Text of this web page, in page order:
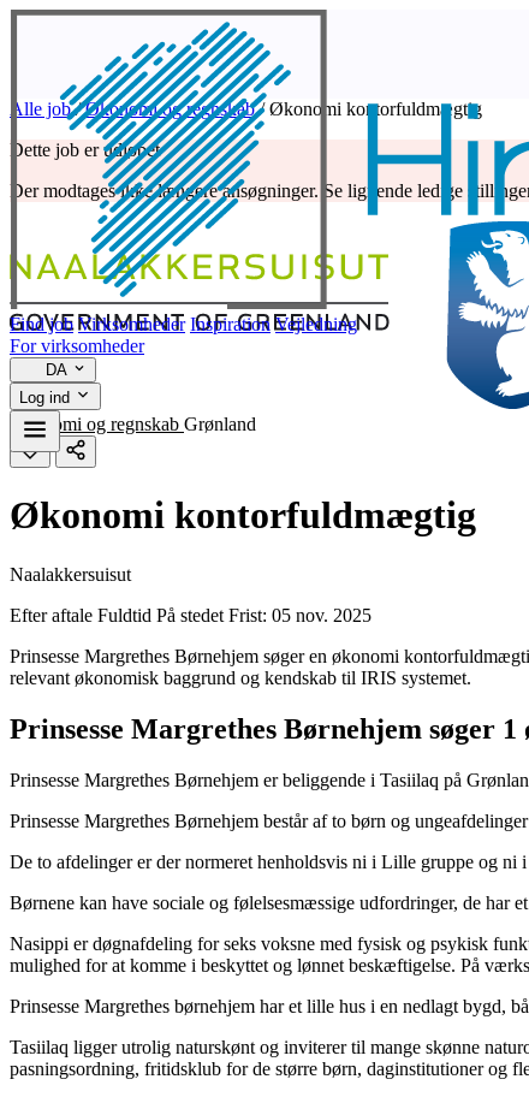
Find job Virksomheder Inspiration Vejledning
For virksomheder
DA
Log ind
Alle job / Økonomi og regnskab / Økonomi kontorfuldmægtig
Dette job er udløbet
Der modtages ikke længere ansøgninger. Se lignende ledige
Økonomi og regnskab Grønland
Økonomi kontorfuldmægtig
Naalakkersuisut
Efter aftale Fuldtid På stedet Frist: 05 nov. 2025
Prinsesse Margrethes Børnehjem søger en økonomi
relevant økonomisk baggrund og kendskab til IRIS systemet.
Prinsesse Margrethes Børnehjem søger
Prinsesse Margrethes Børnehjem er beliggende i Tasiilaq på
Prinsesse Margrethes Børnehjem består af to børn og
De to afdelinger er der normeret henholdsvis ni i Lille gruppe og
Børnene kan have sociale og følelsesmæssige udfordringer, de har
Nasippi er døgnafdeling for seks voksne med fysisk og psykisk
mulighed for at komme i beskyttet og lønnet beskæftigelse. På
Prinsesse Margrethes børnehjem har et lille hus i en nedlagt bygd,
Tasiilaq ligger utrolig naturskønt og inviterer til mange skønne
pasningsordning, fritidsklub for de større børn, daginstitutioner og